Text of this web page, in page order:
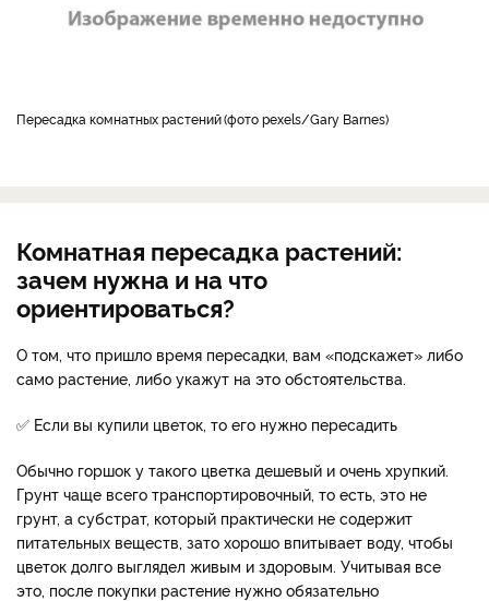
Пересадка комнатных растений фото pexels/Gary Barnes
Комнатная пересадка растений:
зачем нужна и на что
ориентироваться?
О том, что пришло время пересадки, вам «подскажет» либо
само растение, либо укажут на это обстоятельства.
✅ Если вы купили цветок, то его нужно пересадить
Обычно горшок у такого цветка дешевый и очень хрупкий.
Грунт чаще всего транспортировочный, то есть, это не
грунт, а субстрат, который практически не содержит
питательных веществ, зато хорошо впитывает воду, чтобы
цветок долго выглядел живым и здоровым. Учитывая все
это, после покупки растение нужно обязательно